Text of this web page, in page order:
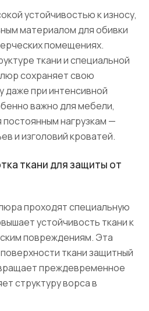
устойчивостью к износу,
материалом для обивки
помещениях.
ткани и специальной
сохраняет свою
даже при интенсивной
важно для мебели,
нагрузкам —
и изголовий кроватей.
ткани для защиты от
проходят специальную
устойчивость ткани к
повреждениям. Эта
ткани защитный
преждевременное
структуру ворса в